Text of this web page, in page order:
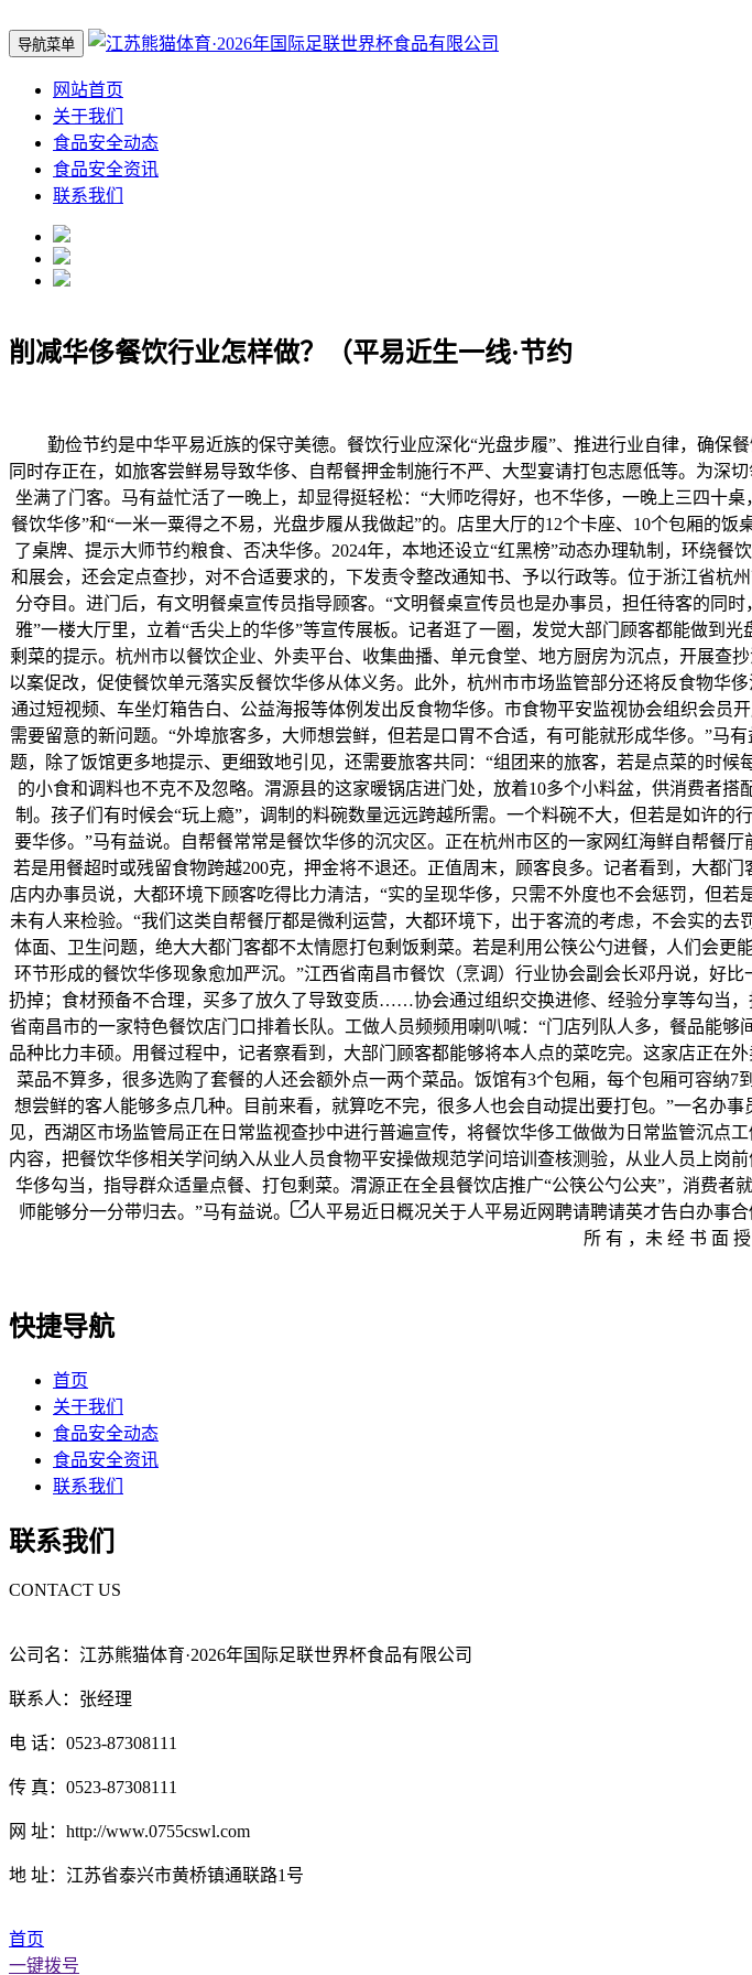
导航菜单
网站首页
关于我们
食品安全动态
食品安全资讯
联系我们
削减华侈餐饮行业怎样做？（平易近生一线·节约
勤俭节约是中华平易近族的保守美德。餐饮行业应深化“光盘步履”、推进行业自律，确保
同时存正在，如旅客尝鲜易导致华侈、自帮餐押金制施行不严、大型宴请打包志愿低等。为
坐满了门客。马有益忙活了一晚上，却显得挺轻松：“大师吃得好，也不华侈，一晚上三四十
餐饮华侈”和“一米一粟得之不易，光盘步履从我做起”的。店里大厅的12个卡座、10个包厢的
了桌牌、提示大师节约粮食、否决华侈。2024年，本地还设立“红黑榜”动态办理轨制，环绕
和展会，还会定点查抄，对不合适要求的，下发责令整改通知书、予以行政等。位于浙江省杭
分夺目。进门后，有文明餐桌宣传员指导顾客。“文明餐桌宣传员也是办事员，担任待客的同
雅”一楼大厅里，立着“舌尖上的华侈”等宣传展板。记者逛了一圈，发觉大部门顾客都能做到
剩菜的提示。杭州市以餐饮企业、外卖平台、收集曲播、单元食堂、地方厨房为沉点，开展查
以案促改，促使餐饮单元落实反餐饮华侈从体义务。此外，杭州市市场监管部分还将反食物华
通过短视频、车坐灯箱告白、公益海报等体例发出反食物华侈。市食物平安监视协会组织会员
需要留意的新问题。“外埠旅客多，大师想尝鲜，但若是口胃不合适，有可能就形成华侈。”马
题，除了饭馆更多地提示、更细致地引见，还需要旅客共同：“组团来的旅客，若是点菜的时
的小食和调料也不克不及忽略。渭源县的这家暖锅店进门处，放着10多个小料盆，供消费者
制。孩子们有时候会“玩上瘾”，调制的料碗数量远远跨越所需。一个料碗不大，但若是如许
要华侈。”马有益说。自帮餐常常是餐饮华侈的沉灾区。正在杭州市区的一家网红海鲜自帮餐
若是用餐超时或残留食物跨越200克，押金将不退还。正值周末，顾客良多。记者看到，大都
店内办事员说，大都环境下顾客吃得比力清洁，“实的呈现华侈，只需不外度也不会惩罚，但
未有人来检验。“我们这类自帮餐厅都是微利运营，大都环境下，出于客流的考虑，不会实的
体面、卫生问题，绝大大都门客都不太情愿打包剩饭剩菜。若是利用公筷公勺进餐，人们会
环节形成的餐饮华侈现象愈加严沉。”江西省南昌市餐饮（烹调）行业协会副会长邓丹说，好
扔掉；食材预备不合理，买多了放久了导致变质……协会通过组织交换进修、经验分享等勾当
省南昌市的一家特色餐饮店门口排着长队。工做人员频频用喇叭喊：“门店列队人多，餐品能
品种比力丰硕。用餐过程中，记者察看到，大部门顾客都能够将本人点的菜吃完。这家店正在
菜品不算多，很多选购了套餐的人还会额外点一两个菜品。饭馆有3个包厢，每个包厢可容纳7
想尝鲜的客人能够多点几种。目前来看，就算吃不完，很多人也会自动提出要打包。”一名办
见，西湖区市场监管局正在日常监视查抄中进行普遍宣传，将餐饮华侈工做做为日常监管沉
内容，把餐饮华侈相关学问纳入从业人员食物平安操做规范学问培训查核测验，从业人员上岗
华侈勾当，指导群众适量点餐、打包剩菜。渭源正在全县餐饮店推广“公筷公勺公夹”，消费
师能够分一分带归去。”马有益说。
人平易近日概况关于人平易近网聘请聘请英才告白办事
所 有 ，未 经 书 面
快捷导航
首页
关于我们
食品安全动态
食品安全资讯
联系我们
联系我们
CONTACT US
公司名：江苏熊猫体育·2026年国际足联世界杯食品有限公司
联系人：张经理
电 话：0523-87308111
传 真：0523-87308111
网 址：http://www.0755cswl.com
地 址：江苏省泰兴市黄桥镇通联路1号
首页
一键拨号